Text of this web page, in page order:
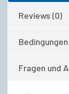
Reviews (0)
Bedingungen
Fragen und